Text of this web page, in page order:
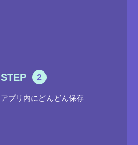
STEP 2
アプリ内にどんどん保存